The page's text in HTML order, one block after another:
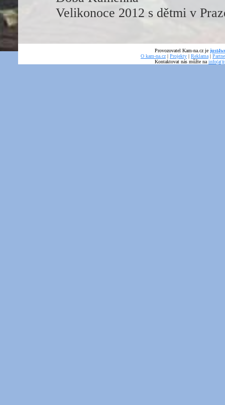
Velikonoce 2012 s dětmi v
Provozovatel Kam-na.cz je
O kam-na.cz | Projekty | Reklama |
Kontaktovat nás můžte na